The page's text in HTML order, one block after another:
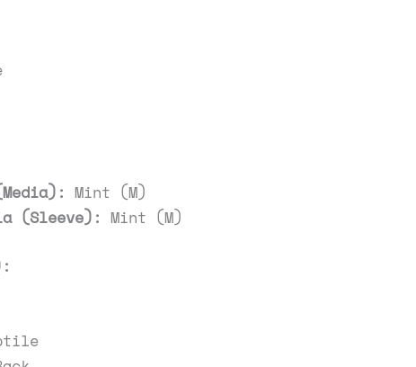
Mint (M)
(Sleeve): Mint (M)